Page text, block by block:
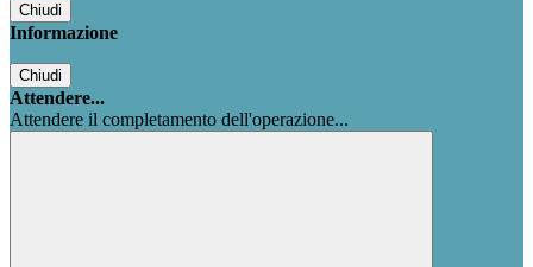
Chiudi
Informazione
Chiudi
Attendere...
Attendere il completamento dell'operazione...